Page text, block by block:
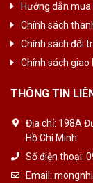
Hướng dẫn mua
Chính sách
Chính sách đổi
Chính sách giao
THÔNG TIN
Địa chỉ: 198A
Hồ Chí Minh
Số điện thoại:
Email: